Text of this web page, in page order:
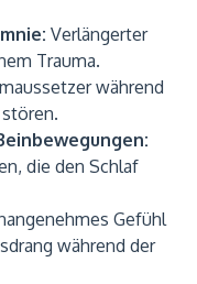
Verlängerter
Trauma.
während
die den Schlaf
Gefühl
während der